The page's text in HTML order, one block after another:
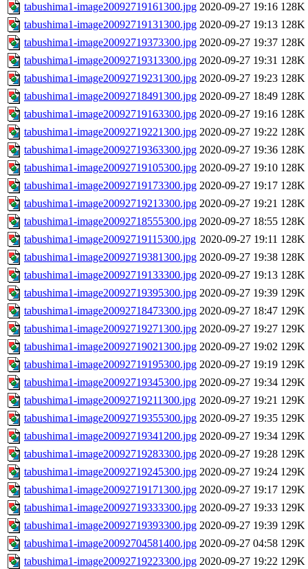
tabushima1-image20092719161300.jpg 2020-09-27 19:16 128K
tabushima1-image20092719131300.jpg 2020-09-27 19:13 128K
tabushima1-image20092719373300.jpg 2020-09-27 19:37 128K
tabushima1-image20092719313300.jpg 2020-09-27 19:31 128K
tabushima1-image20092719231300.jpg 2020-09-27 19:23 128K
tabushima1-image20092718491300.jpg 2020-09-27 18:49 128K
tabushima1-image20092719163300.jpg 2020-09-27 19:16 128K
tabushima1-image20092719221300.jpg 2020-09-27 19:22 128K
tabushima1-image20092719363300.jpg 2020-09-27 19:36 128K
tabushima1-image20092719105300.jpg 2020-09-27 19:10 128K
tabushima1-image20092719173300.jpg 2020-09-27 19:17 128K
tabushima1-image20092719213300.jpg 2020-09-27 19:21 128K
tabushima1-image20092718555300.jpg 2020-09-27 18:55 128K
tabushima1-image20092719115300.jpg 2020-09-27 19:11 128K
tabushima1-image20092719381300.jpg 2020-09-27 19:38 128K
tabushima1-image20092719133300.jpg 2020-09-27 19:13 128K
tabushima1-image20092719395300.jpg 2020-09-27 19:39 129K
tabushima1-image20092718473300.jpg 2020-09-27 18:47 129K
tabushima1-image20092719271300.jpg 2020-09-27 19:27 129K
tabushima1-image20092719021300.jpg 2020-09-27 19:02 129K
tabushima1-image20092719195300.jpg 2020-09-27 19:19 129K
tabushima1-image20092719345300.jpg 2020-09-27 19:34 129K
tabushima1-image20092719211300.jpg 2020-09-27 19:21 129K
tabushima1-image20092719355300.jpg 2020-09-27 19:35 129K
tabushima1-image20092719341200.jpg 2020-09-27 19:34 129K
tabushima1-image20092719283300.jpg 2020-09-27 19:28 129K
tabushima1-image20092719245300.jpg 2020-09-27 19:24 129K
tabushima1-image20092719171300.jpg 2020-09-27 19:17 129K
tabushima1-image20092719333300.jpg 2020-09-27 19:33 129K
tabushima1-image20092719393300.jpg 2020-09-27 19:39 129K
tabushima1-image20092704581400.jpg 2020-09-27 04:58 129K
tabushima1-image20092719223300.jpg 2020-09-27 19:22 129K